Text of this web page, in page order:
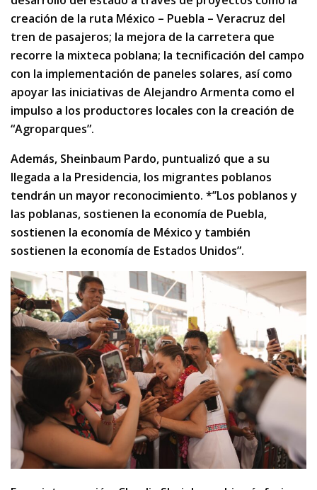
creación de la ruta México – Puebla – Veracruz del
tren de pasajeros; la mejora de la carretera que
recorre la mixteca poblana; la tecnificación del campo
con la implementación de paneles solares, así como
apoyar las iniciativas de Alejandro Armenta como el
impulso a los productores locales con la creación de
“Agroparques”.
Además, Sheinbaum Pardo, puntualizó que a su
llegada a la Presidencia, los migrantes poblanos
tendrán un mayor reconocimiento. *’’Los poblanos y
las poblanas, sostienen la economía de Puebla,
sostienen la economía de México y también
sostienen la economía de Estados Unidos”.